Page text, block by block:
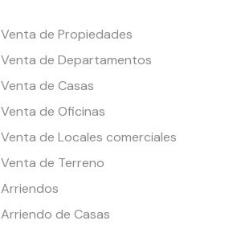
Venta de Propiedades
Venta de Departamentos
Venta de Casas
Venta de Oficinas
Venta de Locales comerciales
Venta de Terreno
Arriendos
Arriendo de Casas